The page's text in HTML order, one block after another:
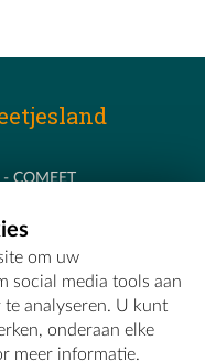
COMEET
om uw
social media tools aan
analyseren. U kunt
onderaan elke
meer informatie.